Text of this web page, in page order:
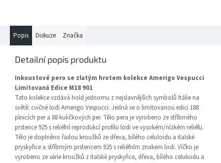
Popis Diskuze Značka
Detailní popis produktu
Inkoustové pero se zlatým hrotem kolekce Amerigo Vespucci
Limitovaná Edice M18 901
Tato kolekce vzdává hold jednomu z nejslavnějších symbolů Itálie na
světě: cvičné lodi Amerigo Vespucci. Jedná se o limitovanou edici 188
plnicích per a 88 kuličkových per. Tělo pera je vyrobeno ze stříbrného
prstence 925 s reliéfní reprodukcí profilu lodi ve vysokém/nízkém reliéfu.
Tělo je doplněno řadou kroužků ze dřeva, bílého celuloidu a italské
pryskyřice a stříbrným prstencem 925 s reliéfním znakem lodi. Víčko je
vyrobeno ze série kroužků z italské pryskyřice, dřeva, bílého celuloidu a